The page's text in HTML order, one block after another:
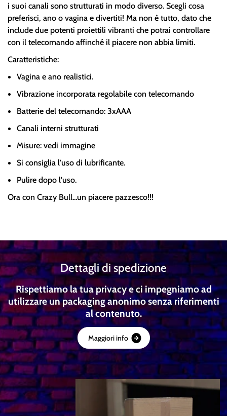
i suoi canali sono strutturati in modo diverso. Scegli cosa
preferisci, ano o vagina e divertiti! Ma non è tutto, dato che
include due potenti proiettili vibranti che potrai controllare
con il telecomando affinché il piacere non abbia limiti.
Caratteristiche:
Vagina e ano realistici.
Vibrazione incorporata regolabile con telecomando
Batterie del telecomando: 3xAAA
Canali interni strutturati
Misure: vedi immagine
Si consiglia l'uso di lubrificante.
Pulire dopo l'uso.
Ora con Crazy Bull...un piacere pazzesco!!!
Dettagli di spedizione
Rispettiamo la tua privacy e ci impegniamo ad
utilizzare un packaging anonimo senza riferimenti
al contenuto.
Maggioriinfo